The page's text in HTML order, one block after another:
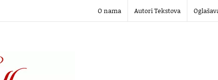
O nama Autori Tekstova